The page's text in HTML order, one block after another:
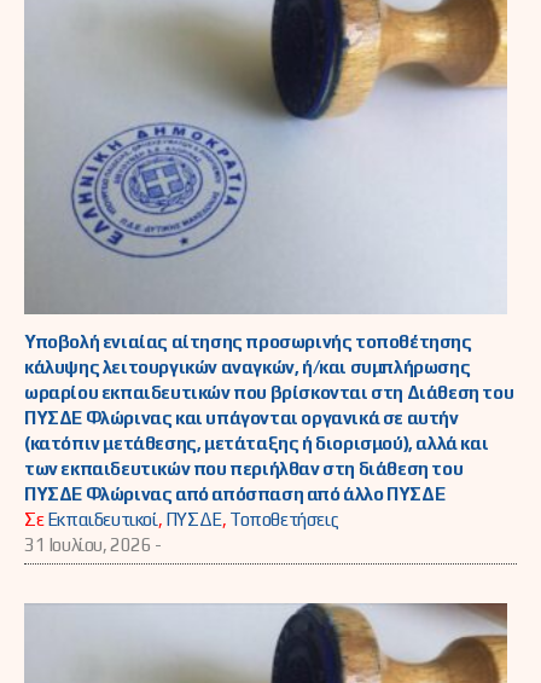
Υποβολή ενιαίας αίτησης προσωρινής τοποθέτησης
κάλυψης λειτουργικών αναγκών, ή/και συμπλήρωσης
ωραρίου εκπαιδευτικών που βρίσκονται στη Διάθεση του
ΠΥΣΔΕ Φλώρινας και υπάγονται οργανικά σε αυτήν
(κατόπιν μετάθεσης, μετάταξης ή διορισμού), αλλά και
των εκπαιδευτικών που περιήλθαν στη διάθεση του
ΠΥΣΔΕ Φλώρινας από απόσπαση από άλλο ΠΥΣΔΕ
ΣεΕκπαιδευτικοί, ΠΥΣΔΕ, Τοποθετήσεις
31 Ιουλίου, 2026 -